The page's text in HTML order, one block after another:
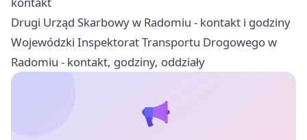
Drugi Urząd Skarbowy w Radomiu - kontakt i godziny
Wojewódzki Inspektorat Transportu Drogowego w
Radomiu - kontakt, godziny, oddziały